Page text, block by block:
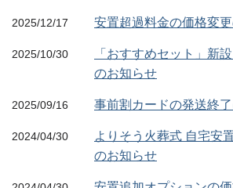
2025/12/17 安置超過料金の価格変
2025/10/30
「おすすめセット」新
のお知らせ
2025/09/16 事前割カードの発送終
2024/04/30
よりそう火葬式 自宅安
のお知らせ